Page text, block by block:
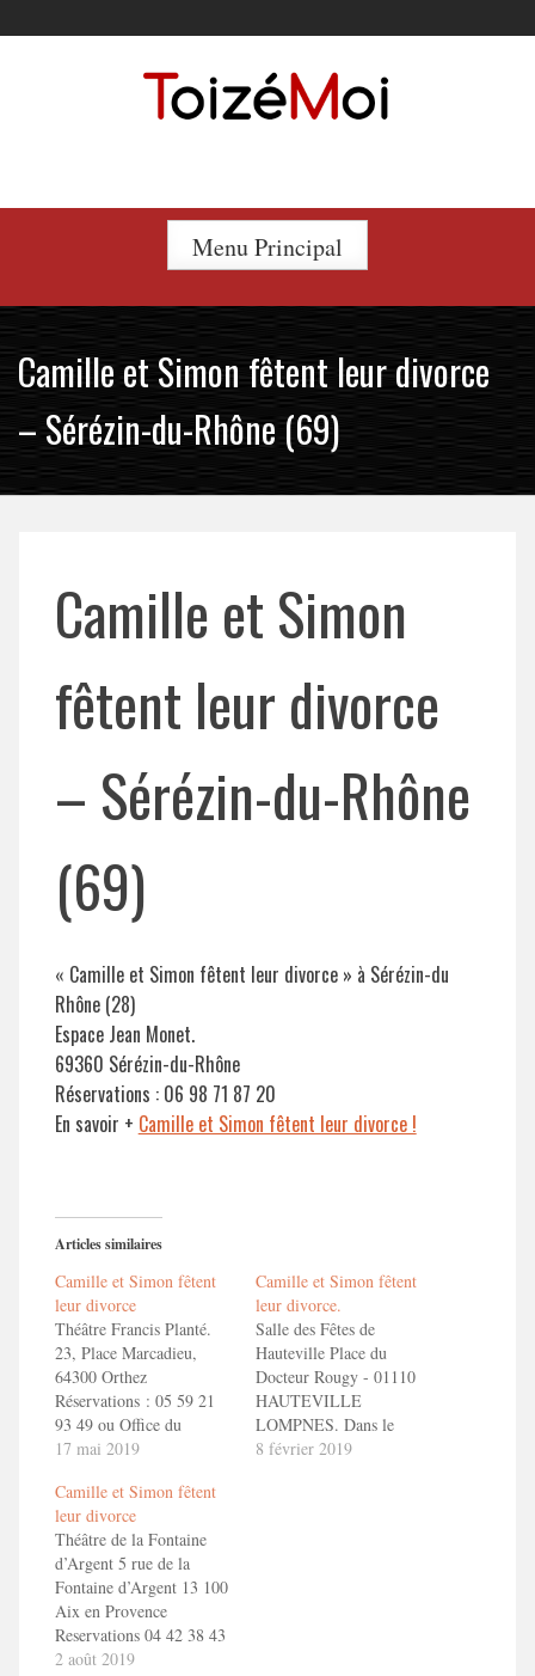
to
Menu Principal
Camille et Simon fêtent leur divorce
– Sérézin-du-Rhône (69)
Camille et Simon
fêtent leur divorce
– Sérézin-du-Rhône
(69)
« Camille et Simon fêtent leur divorce » à Sérézin-du
Rhône (28)
Espace Jean Monet.
69360 Sérézin-du-Rhône
Réservations : 06 98 71 87 20
En savoir + Camille et Simon fêtent leur divorce !
Articles similaires
Camille et Simon fêtent
leur divorce
Théâtre Francis Planté.
23, Place Marcadieu,
64300 Orthez
Réservations : 05 59 21
93 49 ou Office du
Tourisme d'Orthez :
camille-et-simon-fetent-
leur-divorce-orthez.html
En savoir + Camille et
Simon fêtent leur divorce
! Bande Annonce
ToizéMoi dans "Camille
et Simon fêtent leur
divorce"
17 mai 2019
Camille et Simon fêtent
leur divorce.
Salle des Fêtes de
Hauteville Place du
Docteur Rougy - 01110
HAUTEVILLE
LOMPNES. Dans le
cadre du Festival de
8 février 2019
Camille et Simon fêtent
leur divorce
Théâtre de la Fontaine
d’Argent 5 rue de la
Fontaine d’Argent 13 100
Aix en Provence
Reservations 04 42 38 43
80
2 août 2019